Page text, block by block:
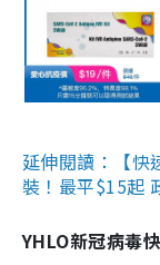
延伸閱讀：【快
裝！最平$15起
YHLO新冠病毒